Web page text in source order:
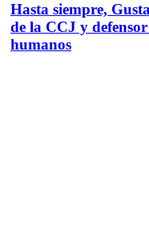
Hasta siempre,
de la CCJ y
humanos